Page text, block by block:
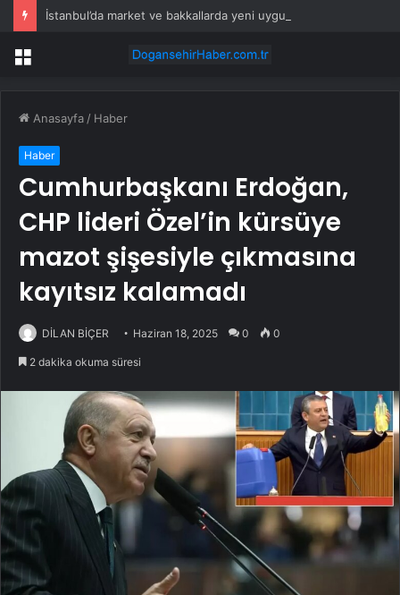
Menü
Anasayfa / Haber
Haber
Cumhurbaşkanı Erdoğan,
CHP lideri Özel’in kürsüye
mazot şişesiyle çıkmasına
kayıtsız kalamadı
DİLAN BİÇER Haziran 18, 2025 0 0
2 dakika okuma süresi